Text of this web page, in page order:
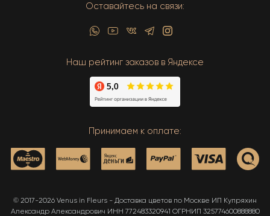
Оставайтесь на связи:
Наш рейтинг заказов в Яндексе
Принимаем к оплате:
© 2017-2026 Venus in Fleurs - Доставка цветов по Москве ИП Купряхин
Александр Александрович ИНН 772483320941 ОГРНИП 325774600888880